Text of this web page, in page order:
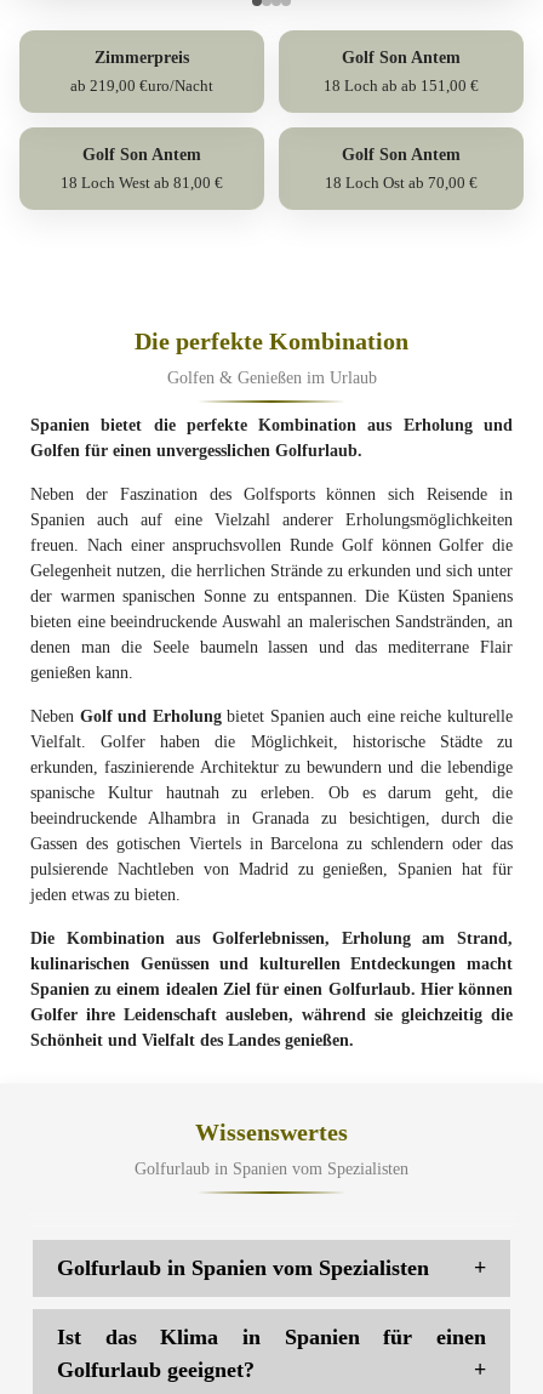
Zimmerpreis
ab 219,00 €uro/Nacht
Golf Son Antem
18 Loch ab ab 151,00 €
Golf Son Antem
18 Loch West ab 81,00 €
Golf Son Antem
18 Loch Ost ab 70,00 €
Die perfekte Kombination
Golfen & Genießen im Urlaub
Spanien bietet die perfekte Kombination aus Erholung und
Golfen für einen unvergesslichen Golfurlaub.
Neben der Faszination des Golfsports können sich Reisende in
Spanien auch auf eine Vielzahl anderer Erholungsmöglichkeiten
freuen. Nach einer anspruchsvollen Runde Golf können Golfer die
Gelegenheit nutzen, die herrlichen Strände zu erkunden und sich unter
der warmen spanischen Sonne zu entspannen. Die Küsten Spaniens
bieten eine beeindruckende Auswahl an malerischen Sandstränden, an
denen man die Seele baumeln lassen und das mediterrane Flair
genießen kann.
Neben Golf und Erholungbietet Spanien auch eine reiche kulturelle
Vielfalt. Golfer haben die Möglichkeit, historische Städte zu
erkunden, faszinierende Architektur zu bewundern und die lebendige
spanische Kultur hautnah zu erleben. Ob es darum geht, die
beeindruckende Alhambra in Granada zu besichtigen, durch die
Gassen des gotischen Viertels in Barcelona zu schlendern oder das
pulsierende Nachtleben von Madrid zu genießen, Spanien hat für
jeden etwas zu bieten.
Die Kombination aus Golferlebnissen, Erholung am Strand,
kulinarischen Genüssen und kulturellen Entdeckungen macht
Spanien zu einem idealen Ziel für einen Golfurlaub. Hier können
Golfer ihre Leidenschaft ausleben, während sie gleichzeitig die
Schönheit und Vielfalt des Landes genießen.
Wissenswertes
Golfurlaub in Spanien vom Spezialisten
Golfurlaub in Spanien vom Spezialisten +
Mit unserer Leidenschaft für den Golfsport und unserer tiefen
Kenntnis der spanischen Golflandschaft haben wir eine Auswahl an
herausragenden Golfplätzen zusammengestellt, die jeden Golfer
Ist das Klima in Spanien für einen
Golfurlaub geeignet?
+